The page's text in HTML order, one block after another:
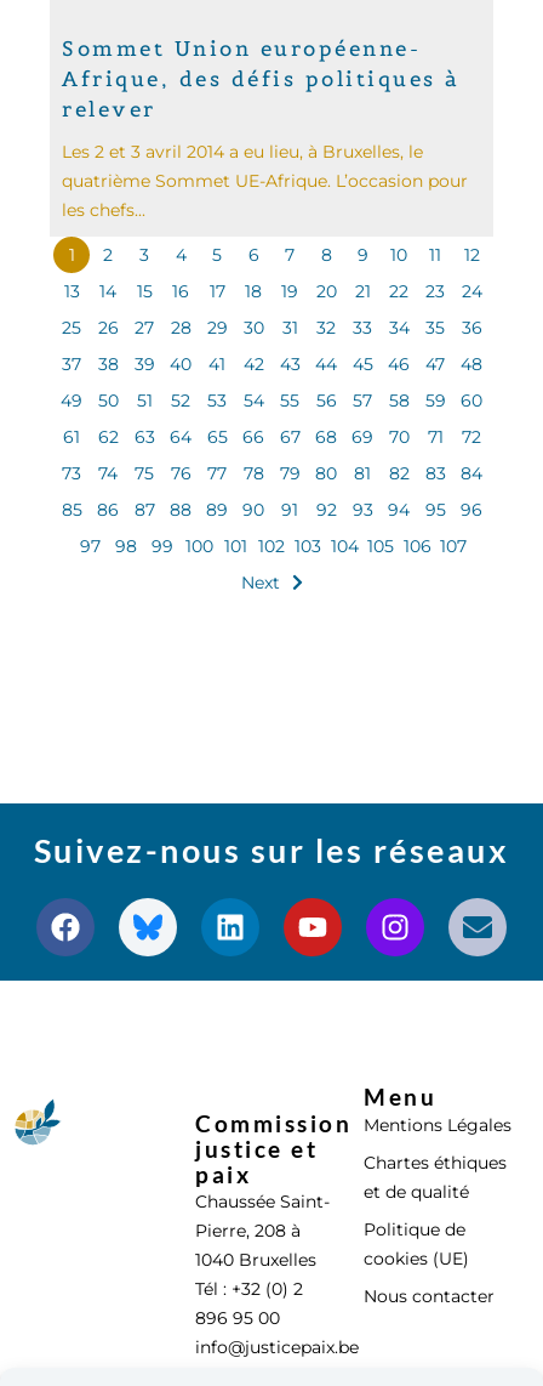
Sommet Union européenne-
Afrique, des défis politiques à
relever
Les 2 et 3 avril 2014 a eu lieu, à Bruxelles, le
quatrième Sommet UE-Afrique. L’occasion pour
les chefs...
1 2 3 4 5 6 7 8 9 10 11
12
13
14 15 16 17 18 19 20 21 22 23
24
25
26 27 28 29 30 31 32 33 34 35
36
37
38 39 40 41 42 43 44 45 46 47
48
49
50 51 52 53 54 55 56 57 58 59
60
61
62 63 64 65 66 67 68 69 70 71
72
73
74 75 76 77 78 79 80 81 82 83
84
85
86 87 88 89 90 91 92 93 94 95
96
97
98 99 100 101 102 103 104 105 106 107
Next
Suivez-nous sur les réseaux
Commission
justice et
paix
Chaussée Saint-
Pierre, 208 à
1040 Bruxelles
Tél : +32 (0) 2
896 95 00
info@justicepaix.be
Menu
Mentions Légales
Chartes éthiques
et de qualité
Politique de
cookies (UE)
Nous contacter